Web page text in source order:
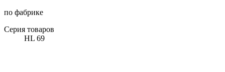
по фабрике
Серия товаров
HL 69